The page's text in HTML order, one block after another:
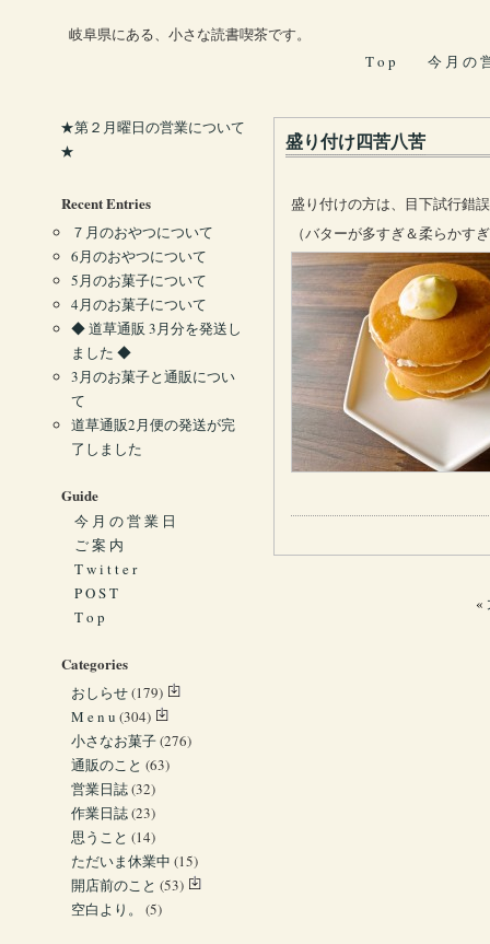
岐阜県にある、小さな読書喫茶です。
T o p
今 月 の
盛り付け四苦八苦
盛り付けの方は、目下試行錯
（バターが多すぎ＆柔らかす
«
★第２月曜日の営業について
★
Recent Entries
７月のおやつについて
6月のおやつについて
5月のお菓子について
4月のお菓子について
◆ 道草通販 3月分を発送し
ました ◆
3月のお菓子と通販につい
て
道草通販2月便の発送が完
了しました
Guide
今 月 の 営 業 日
ご 案 内
T w i t t e r
P O S T
T o p
Categories
おしらせ(179)
M e n u (304)
小さなお菓子(276)
通販のこと (63)
営業日誌(32)
作業日誌(23)
思うこと (14)
ただいま休業中 (15)
開店前のこと (53)
空白より。
(5)